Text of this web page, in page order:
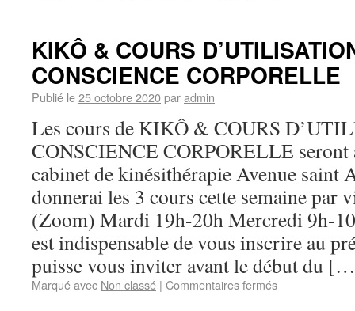
KIKÔ & COURS
CONSCIENCE CORPORELLE
Publié le25 octobre 2020paradmin
Les cours de KIKÔ & COURS
CONSCIENCE CORPORELLE seront
cabinet de kinésithérapie Avenue saint
donnerai les 3 cours cette semaine par
(Zoom) Mardi 19h-20h Mercredi 9h-
est indispensable de vous inscrire au
puisse vous inviter avant le début du
Marqué avec Non classé | Commentaires fermés